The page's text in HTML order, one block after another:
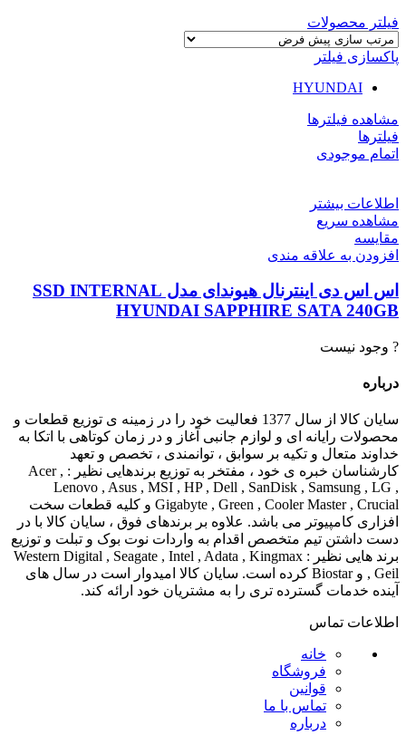
فیلتر محصولات
پاکسازی فیلتر
HYUNDAI
مشاهده فیلترها
فیلترها
اتمام موجودی
اطلاعات بیشتر
مشاهده سریع
مقایسه
افزودن به علاقه مندی
اس اس دی اینترنال هیوندای مدل SSD INTERNAL
HYUNDAI SAPPHIRE SATA 240GB
? وجود نیست
درباره
سایان کالا از سال 1377 فعالیت خود را در زمینه ی توزیع قطعات و
محصولات رایانه ای و لوازم جانبی آغاز و در زمان کوتاهی با اتکا به
خداوند متعال و تکیه بر سوابق ، توانمندی ، تخصص و تعهد
کارشناسان خبره ی خود ، مفتخر به توزیع برندهایی نظیر : Acer ,
Lenovo , Asus , MSI , HP , Dell , SanDisk , Samsung , LG ,
Gigabyte , Green , Cooler Master , Crucial و کلیه قطعات سخت
افزاری کامپیوتر می باشد. علاوه بر برندهای فوق ، سایان کالا با در
دست داشتن تیم متخصص اقدام به واردات نوت بوک و تبلت و توزیع
برند هایی نظیر : Western Digital , Seagate , Intel , Adata , Kingmax
, Geil و Biostar کرده است. سایان کالا امیدوار است در سال های
آینده خدمات گسترده تری را به مشتریان خود ارائه کند.
اطلاعات تماس
خانه
فروشگاه
قوانین
تماس با ما
درباره